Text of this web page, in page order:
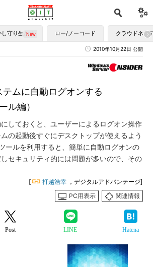
守り生かす ロー/ノーコード クラウドネイ
2010年10月22日 公開
ムに自動ログオンする
ル編）
しておくと、ユーザーによるログオン操作
の起動後すぐにデスクトップが使えるよう
ールを利用すると、簡単に自動ログオンの
セキュリティ的には問題が多いので、その
[ 打越浩幸 ，デジタルアドバンテージ]
PC用表示
関連情報
Post LINE Hatena